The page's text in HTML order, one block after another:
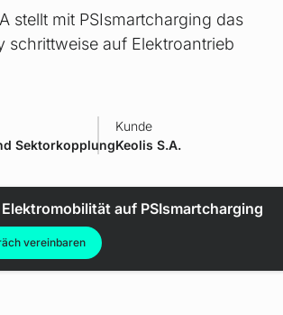
stellt mit PSIsmartcharging das
schrittweise auf Elektroantrieb
Sektorkopplung
Kunde
Keolis S.A.
auf PSIsmartcharging
vereinbaren